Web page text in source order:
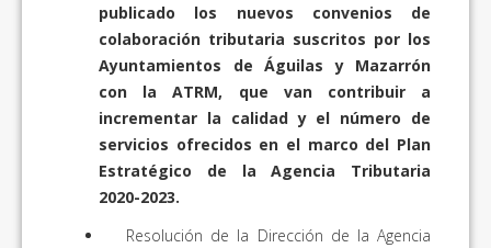
publicado los nuevos convenios de
colaboración tributaria suscritos por los
Ayuntamientos de Águilas y Mazarrón
con la ATRM, que van contribuir a
incrementar la calidad y el número de
servicios ofrecidos en el marco del Plan
Estratégico de la Agencia Tributaria
2020-2023.
Resolución de la Dirección de la Agencia